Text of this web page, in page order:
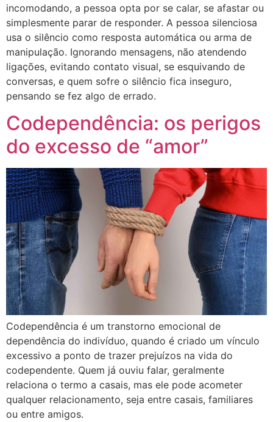
incomodando, a pessoa opta por se calar, se afastar ou
simplesmente parar de responder. A pessoa silenciosa
usa o silêncio como resposta automática ou arma de
manipulação. Ignorando mensagens, não atendendo
ligações, evitando contato visual, se esquivando de
conversas, e quem sofre o silêncio fica inseguro,
pensando se fez algo de errado.
Codependência: os perigos
do excesso de “amor”
Codependência é um transtorno emocional de
dependência do indivíduo, quando é criado um vínculo
excessivo a ponto de trazer prejuízos na vida do
codependente. Quem já ouviu falar, geralmente
relaciona o termo a casais, mas ele pode acometer
qualquer relacionamento, seja entre casais, familiares
ou entre amigos.